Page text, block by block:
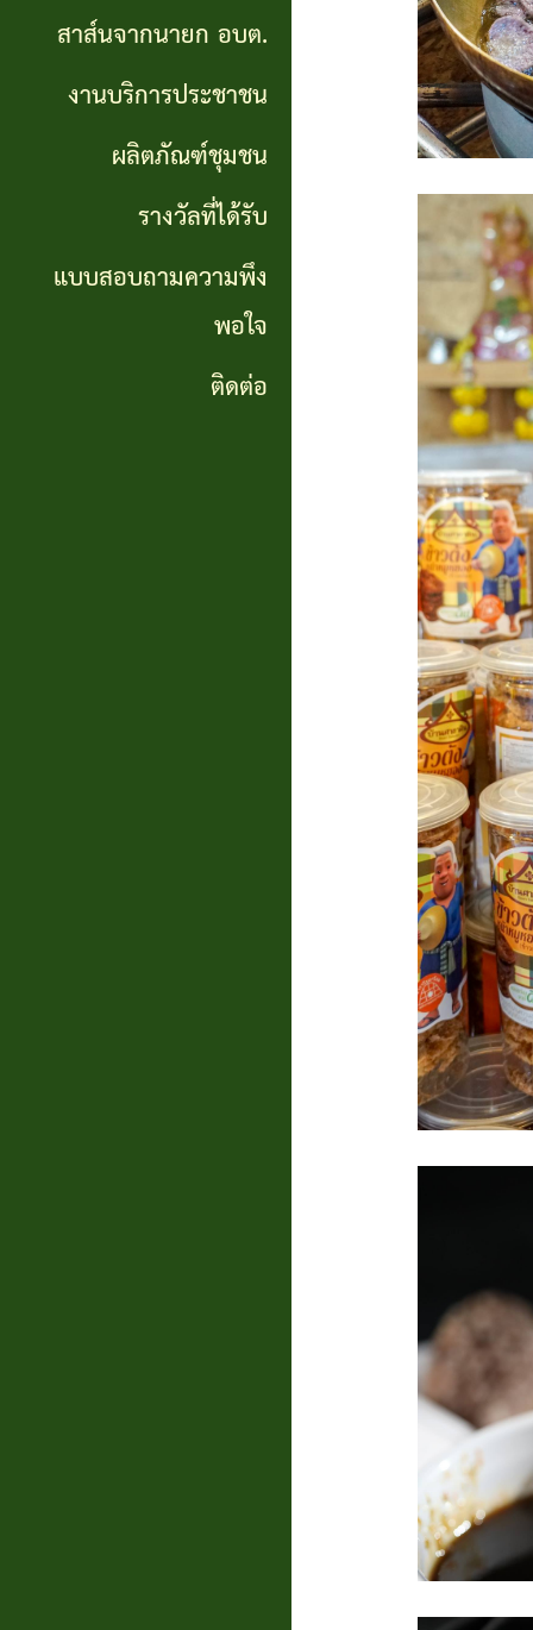
นายก
อบต.
งาน
บริการ
ประชาชน
ผลิตภัณฑ์
สาส์นจากนายก อบต.
งานบริการประชาชน
ผลิตภัณฑ์ชุมชน
รางวัลที่ได้รับ
แบบสอบถามความพึง
พอใจ
ติดต่อ